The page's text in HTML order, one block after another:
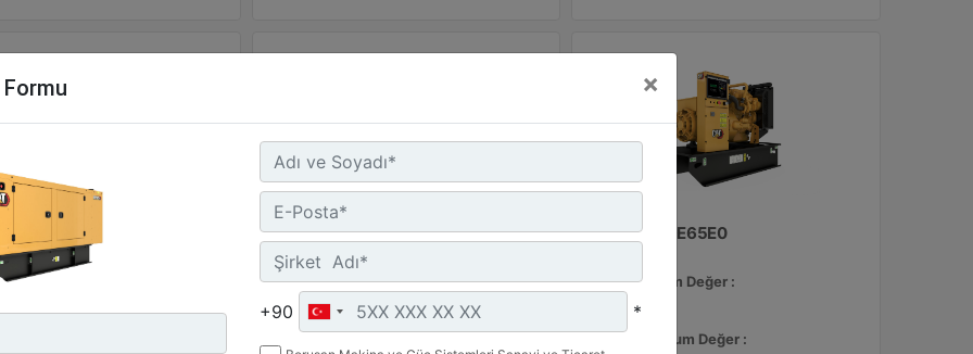
Kontrol Sistemi (ECS) C3.3 | DE26E0S
Minimum Değer :
26 kVA
C3.3 | DE65E0
Minimum Değer :
65 kVA
Maksimum Değer :
×
+90 *